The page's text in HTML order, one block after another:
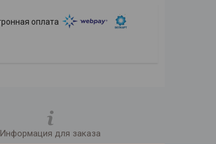
Информация для заказа